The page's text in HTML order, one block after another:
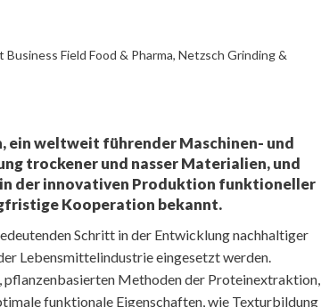
Field Food & Pharma, Netzsch Grinding &
ein weltweit führender Maschinen- und
trockener und nasser Materialien, und
der innovativen Produktion funktioneller
Kooperation bekannt.
Schritt in der Entwicklung nachhaltiger
Lebensmittelindustrie eingesetzt werden.
pflanzenbasierten Methoden der Proteinextraktion,
funktionale Eigenschaften, wie Texturbildung